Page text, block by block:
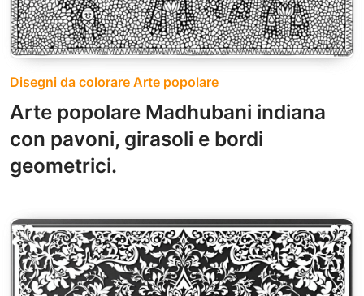
Disegni da colorare Arte popolare
Arte popolare Madhubani indiana
con pavoni, girasoli e bordi
geometrici.